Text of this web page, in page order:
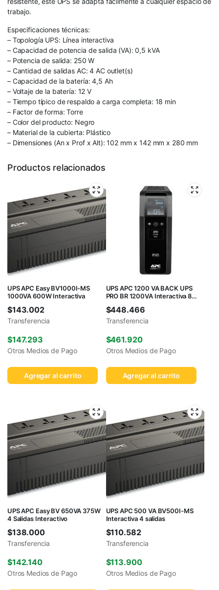
trabajo.
Especificaciones técnicas:
– Topología UPS: Línea interactiva
– Capacidad de potencia de salida (VA): 0,5 kVA
– Potencia de salida: 250 W
– Cantidad de salidas AC: 4 AC outlet(s)
– Capacidad de la batería: 4,5 Ah
– Voltaje de la batería: 12 V
– Tiempo típico de respaldo a carga completa: 18 min
– Factor de forma: Torre
– Color del producto: Negro
– Material de la cubierta: Plástico
– Dimensiones (An x Prof x Alt): 102 mm x 142 mm x 280 mm
Productos relacionados
UPS APC Easy BV1000I-MS
1000VA 600W Interactiva
$143.002
Transferencia
$147.293
Otros Medios de Pago
Agregar al carrito
UPS APC 1200 VA BACK UPS
PRO BR 1200VA Interactiva 8
$448.466
Transferencia
$461.920
Otros Medios de Pago
Agregar al carrito
UPS APC Easy BV 650VA 375W
4 Salidas Interactivo
$138.000
Transferencia
$142.140
Otros Medios de Pago
UPS APC 500 VA BV500I-MS
Interactiva 4 salidas
$110.582
Transferencia
$113.900
Otros Medios de Pago